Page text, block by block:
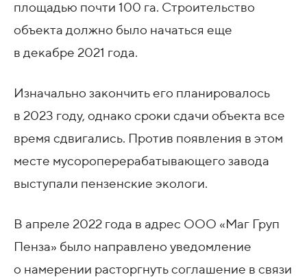
площадью почти 100 га. Строительство
объекта должно было начаться еще
в декабре 2021 года.
Изначально закончить его планировалось
в 2023 году, однако сроки сдачи объекта все
время сдвигались. Против появления в этом
месте мусороперерабатывающего завода
выступали пензенские экологи.
В апреле 2022 года в адрес ООО «Маг Груп
Пенза» было направлено уведомление
о намерении расторгнуть соглашение в связи